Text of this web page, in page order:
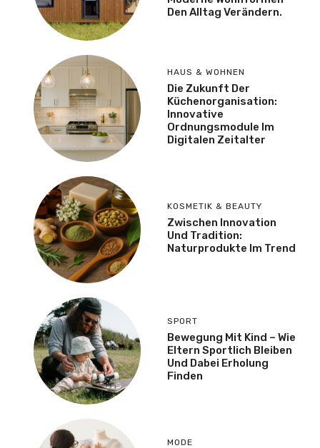
Den Alltag Verändern.
HAUS & WOHNEN
Die Zukunft Der
Küchenorganisation:
Innovative
Ordnungsmodule Im
Digitalen Zeitalter
KOSMETIK & BEAUTY
Zwischen Innovation
Und Tradition:
Naturprodukte Im Trend
SPORT
Bewegung Mit Kind – Wie
Eltern Sportlich Bleiben
Und Dabei Erholung
Finden
MODE